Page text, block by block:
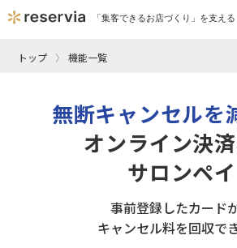
「集客できるお店づくり」を支える
トップ 機能一覧
無断キャンセルを
オンライン決
サロンペイ
事前登録したカード
キャンセル料を回収で